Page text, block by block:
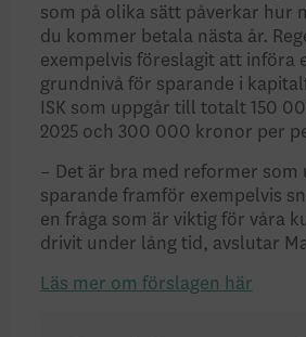
som på olika sätt påverkar hur
du kommer betala nästa år.
exempelvis föreslagit att införa
grundnivå för sparande i
ISK som uppgår till totalt 150⁠
2025 och 300⁠ 000 kronor per
– Det är bra med reformer som
sparande framför exempelvis
en fråga som är viktig för våra
drivit under lång tid, avslutar
Läs mer om förslagen här